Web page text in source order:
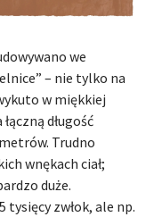
we
– nie tylko na
w miękkiej
długość
Trudno
wnękach ciał;
duże.
zwłok, ale np.